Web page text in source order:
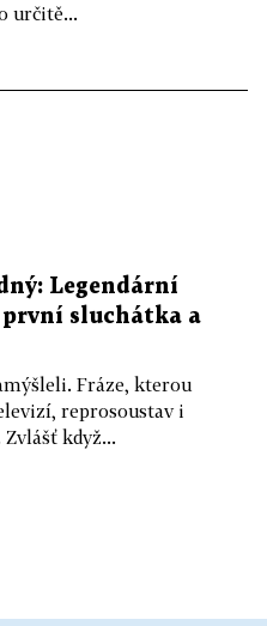
určitě...
Legendární
první sluchátka a
Fráze, kterou
reprosoustav i
když...